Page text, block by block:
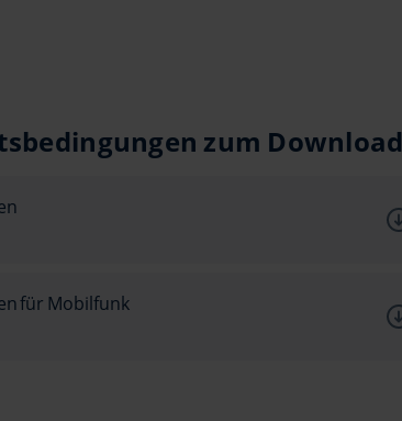
zum Download
für Mobilfunk